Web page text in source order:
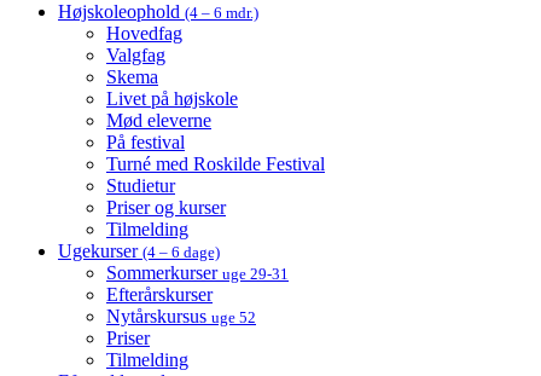
Højskoleophold (4 – 6 mdr.)
Hovedfag
Valgfag
Skema
Livet på højskole
Mød eleverne
På festival
Turné med Roskilde Festival
Studietur
Priser og kurser
Tilmelding
Ugekurser (4 – 6 dage)
Sommerkurser uge 29-31
Efterårskurser
Nytårskursus uge 52
Priser
Tilmelding